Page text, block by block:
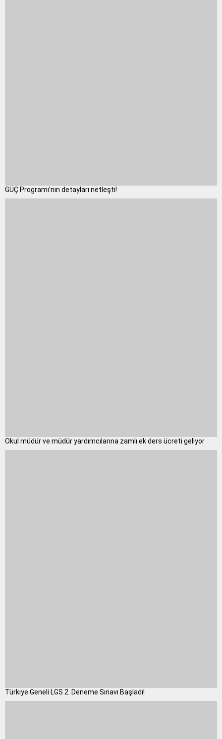
GÜÇ Programı’nın detayları netleşti!
Okul müdür ve müdür yardımcılarına zamlı ek ders ücreti geliyor
Türkiye Geneli LGS 2. Deneme Sınavı Başladı!